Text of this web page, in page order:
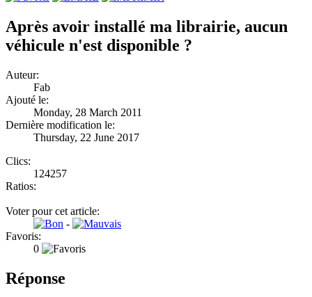
Après avoir installé ma librairie, aucun
véhicule n'est disponible ?
Auteur:
Fab
Ajouté le:
Monday, 28 March 2011
Dernière modification le:
Thursday, 22 June 2017
Clics:
124257
Ratios:
Voter pour cet article:
-
Favoris:
0
Réponse